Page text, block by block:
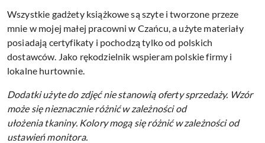
Wszystkie gadżety książkowe są szyte i tworzone przeze
mnie w mojej małej pracowni w Czańcu, a użyte materiały
posiadają certyfikaty i pochodzą tylko od polskich
dostawców. Jako rękodzielnik wspieram polskie firmy i
lokalne hurtownie.
Dodatki użyte do zdjęć nie stanowią oferty sprzedaży. Wzór
może się nieznacznie różnić w zależności od
ułożenia tkaniny. Kolory mogą się różnić w zależności od
ustawień monitora.